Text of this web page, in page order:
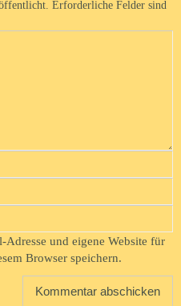
Erforderliche Felder sind
und eigene Website für
Browser speichern.